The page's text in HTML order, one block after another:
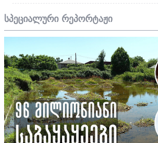
სპეციალური რეპორტაჟი